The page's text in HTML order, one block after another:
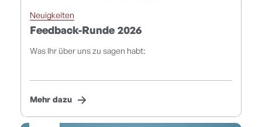
Neuigkeiten
Feedback-Runde 2026
Was Ihr über uns zu sagen habt:
Mehr dazu